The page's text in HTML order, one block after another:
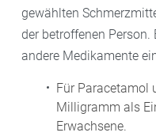
gewählten
der betroffenen
andere Medikamente
Für Paracetamol
Milligramm als
Erwachsene.